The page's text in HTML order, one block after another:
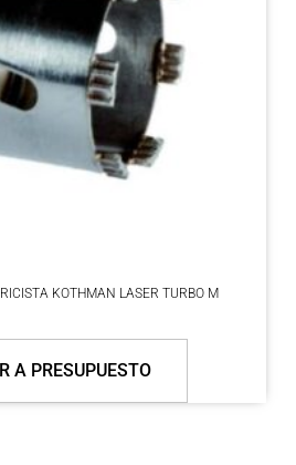
KOTHMAN LASER TURBO M
A PRESUPUESTO